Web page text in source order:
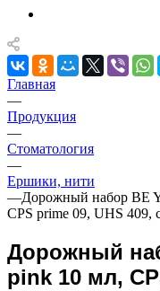
Главная
—
Продукция
—
Стоматология
—
Ершики, нити
—Дорожный набор BE
CPS prime 09, UHS 409,
Дорожный
pink 10 мл,